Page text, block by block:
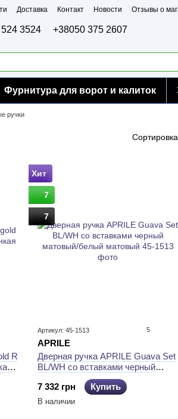
Доставка Контакт Новости Отзывы о
3524 +38050 375 2607
Фурнитура для ворот и калиток
ручки
R
Хит
7
7
Артикул: 45-1513 5
APRILE
Дверная ручка APRILE Guava Set
BL/WH со вставками черный
матовый/белый матовый
7 332 грн
Купить
В наличии